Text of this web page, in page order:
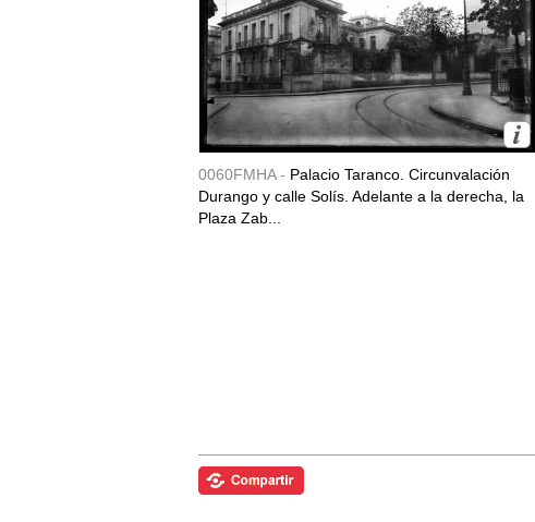
0060FMHA - Palacio Taranco. Circunvalación
Durango y calle Solís. Adelante a la derecha, la
Plaza Zab...